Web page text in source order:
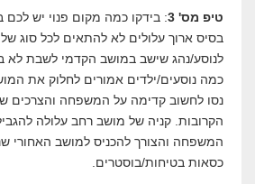
טיפ מס' 3
: בידקו כמה מקום פנוי יש לכם
בסיס ארוך עלולים לא להתאים לכל סוג של
לנוסע/נהג שישב במושב הקדמי לשבת לא
כמה נוסעים/ילדים אמורים לחלוק את
נסו לחשוב קדימה על המשפחה והצרכים
הקרובות. קניה של מושב רחב עלולה
המשפחה והצורך להכניס למושב האחורי
כסאות בטיחות/בוסטרים.